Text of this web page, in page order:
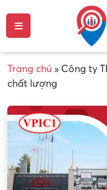
Trang chủ » Công ty
chất lượng